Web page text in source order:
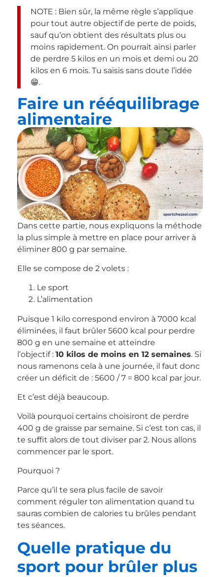
NOTE : Bien sûr, la même règle s’applique
pour tout autre objectif de perte de poids,
sauf qu’on obtient des résultats plus ou
moins rapidement. On pourrait ainsi parler
de perdre 5 kilos en un mois et demi ou 20
kilos en 6 mois. Tu saisis sans doute l’idée
😁.
Faire un rééquilibrage
alimentaire
Dans cette partie, nous expliquons la méthode
la plus simple à mettre en place pour arriver à
éliminer 800 g par semaine.
Elle se compose de 2 volets :
Le sport
L’alimentation
Puisque 1 kilo correspond environ à 7000 kcal
éliminées, il faut brûler 5600 kcal pour perdre
800 g en une semaine et atteindre
l’objectif : 10 kilos de moins en 12 semaines. Si
nous ramenons cela à une journée, il faut donc
créer un déficit de : 5600 / 7 = 800 kcal par jour.
Et c’est déjà beaucoup.
Voilà pourquoi certains choisiront de perdre
400 g de graisse par semaine. Si c’est ton cas, il
te suffit alors de tout diviser par 2. Nous allons
commencer par le sport.
Pourquoi ?
Parce qu’il te sera plus facile de savoir
comment réguler ton alimentation quand tu
sauras combien de calories tu brûles pendant
tes séances.
Quelle pratique du
sport pour brûler plus